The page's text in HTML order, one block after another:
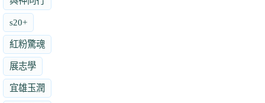
s20+
紅粉驚魂
展志學
宜雄玉潤